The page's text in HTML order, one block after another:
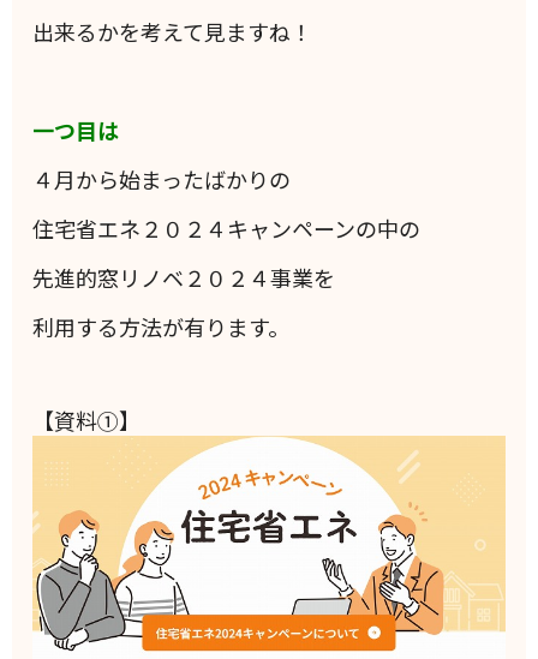
出来るかを考えて見ますね！
一つ目は
４月から始まったばかりの
住宅省エネ２０２４キャンペーンの中の
先進的窓リノベ２０２４事業を
利用する方法が有ります。
【資料①】